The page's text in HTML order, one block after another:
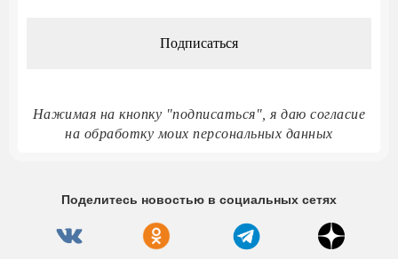
Нажимая на кнопку "подписаться", я даю согласие
на обработку моих персональных данных
Поделитесь новостью в социальных сетях